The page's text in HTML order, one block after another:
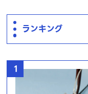
ランキング
1